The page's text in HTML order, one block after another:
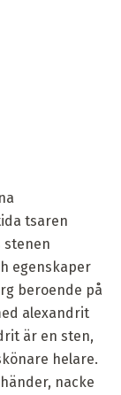
tsaren
stenen
egenskaper
beroende på
alexandrit
är en sten,
helare.
nacke